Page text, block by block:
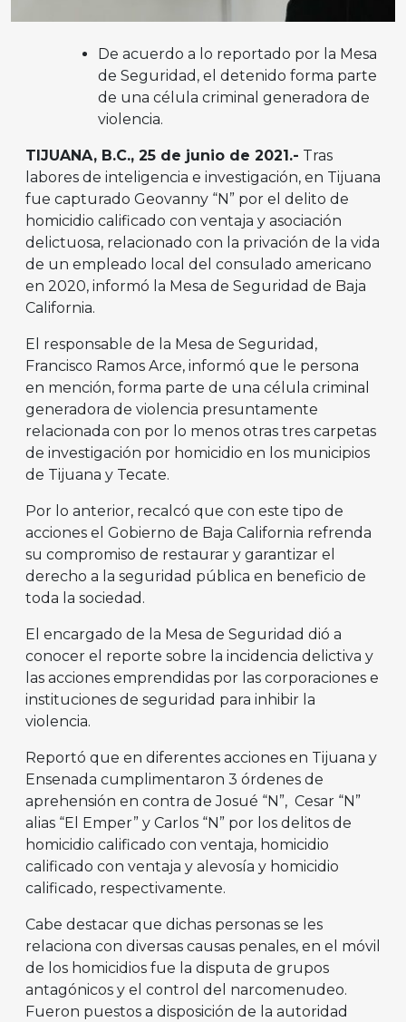
De acuerdo a lo reportado por la Mesa
de Seguridad, el detenido forma parte
de una célula criminal generadora de
violencia.
TIJUANA, B.C., 25 de junio de 2021.- Tras
labores de inteligencia e investigación, en Tijuana
fue capturado Geovanny “N” por el delito de
homicidio calificado con ventaja y asociación
delictuosa, relacionado con la privación de la vida
de un empleado local del consulado americano
en 2020, informó la Mesa de Seguridad de Baja
California.
El responsable de la Mesa de Seguridad,
Francisco Ramos Arce, informó que le persona
en mención, forma parte de una célula criminal
generadora de violencia presuntamente
relacionada con por lo menos otras tres carpetas
de investigación por homicidio en los municipios
de Tijuana y Tecate.
Por lo anterior, recalcó que con este tipo de
acciones el Gobierno de Baja California refrenda
su compromiso de restaurar y garantizar el
derecho a la seguridad pública en beneficio de
toda la sociedad.
El encargado de la Mesa de Seguridad dió a
conocer el reporte sobre la incidencia delictiva y
las acciones emprendidas por las corporaciones e
instituciones de seguridad para inhibir la
violencia.
Reportó que en diferentes acciones en Tijuana y
Ensenada cumplimentaron 3 órdenes de
aprehensión en contra de Josué “N”, Cesar “N”
alias “El Emper” y Carlos “N” por los delitos de
homicidio calificado con ventaja, homicidio
calificado con ventaja y alevosía y homicidio
calificado, respectivamente.
Cabe destacar que dichas personas se les
relaciona con diversas causas penales, en el móvil
de los homicidios fue la disputa de grupos
antagónicos y el control del narcomenudeo.
Fueron puestos a disposición de la autoridad